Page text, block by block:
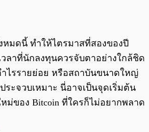
มดนี้ ทำให้ไตรมาสที่สองของปี
วลาที่นักลงทุนควรจับตาอย่างใกล้ชิด
ำไรรายย่อย หรือสถาบันขนาดใหญ่
ระจวบเหมาะ นี่อาจเป็นจุดเริ่มต้น
ม่ของ Bitcoin ที่ใครก็ไม่อยากพลาด